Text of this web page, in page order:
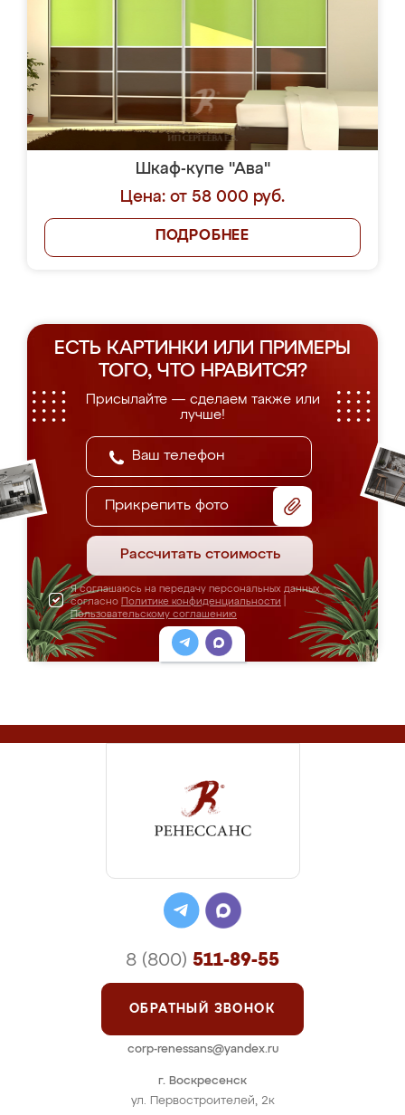
Шкаф-купе "Ава"
Цена: от 58 000 руб.
ПОДРОБНЕЕ
ЕСТЬ КАРТИНКИ ИЛИ ПРИМЕРЫ
ТОГО, ЧТО НРАВИТСЯ?
Присылайте — сделаем также или
лучше!
Прикрепить фото
Рассчитать стоимость
Я соглашаюсь на передачу персональных данных
согласно Политике конфиденциальности
Пользовательскому соглашению
г. Воскресенск
ул. Первостроителей, 2к
8 (800) 511-89-55
ОБРАТНЫЙ ЗВОНОК
corp-renessans@yandex.ru